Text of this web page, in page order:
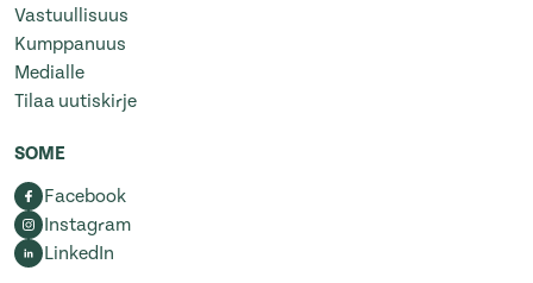
Vastuullisuus
Kumppanuus
Medialle
Tilaa uutiskirje
SOME
Facebook
Instagram
LinkedIn